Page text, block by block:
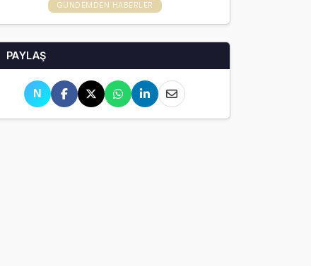
GÜNDEMDEN HABERLER
PAYLAŞ
N